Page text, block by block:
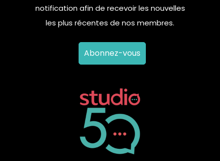
notification afin de recevoir les nouvelles
les plus récentes de nos membres.
Abonnez-vous